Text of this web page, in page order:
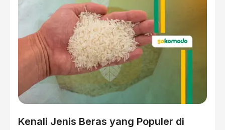
Kenali Jenis Beras yang Populer di